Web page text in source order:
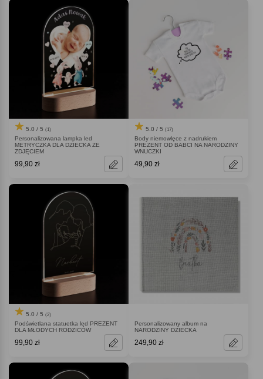
5.0 / 5 (1)
Personalizowana lampka led
METRYCZKA DLA DZIECKA ZE
ZDJĘCIEM
99,90 zł
5.0 / 5 (17)
Body niemowlęce z nadrukiem
PREZENT OD BABCI NA NARODZINY
WNUCZKI
49,90 zł
5.0 / 5 (2)
Podświetlana statuetka led PREZENT
DLA MŁODYCH RODZICÓW
99,90 zł
Personalizowany album na
NARODZINY DZIECKA
249,90 zł